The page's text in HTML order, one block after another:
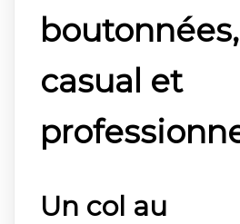
casual et
Un col au